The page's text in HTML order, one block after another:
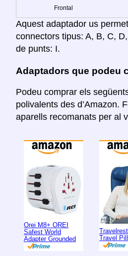
Frontal
Aquest adaptador us
connectors tipus: A, B, C,
de punts: I.
Adaptadors que podeu
Podeu comprar els
polivalents des d’Amazon.
aparells recomanats per al
Orei M8+ OREI
Safest World
Adapter Grounded
Travel